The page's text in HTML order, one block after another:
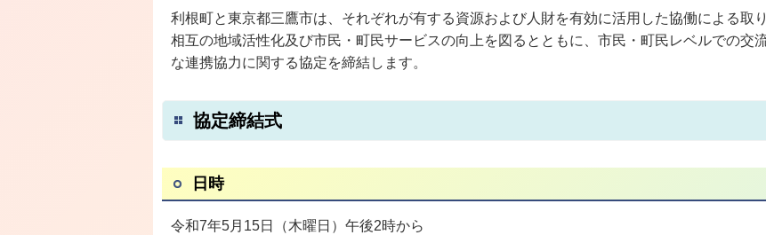
利根町と東京都三鷹市は、それぞれが有する資源および人財を有効に活用した協働による取
相互の地域活性化及び市民・町民サービスの向上を図るとともに、市民・町民レベルでの交
な連携協力に関する協定を締結します。
協定締結式
日時
令和7年5月15日（木曜日）午後2時から